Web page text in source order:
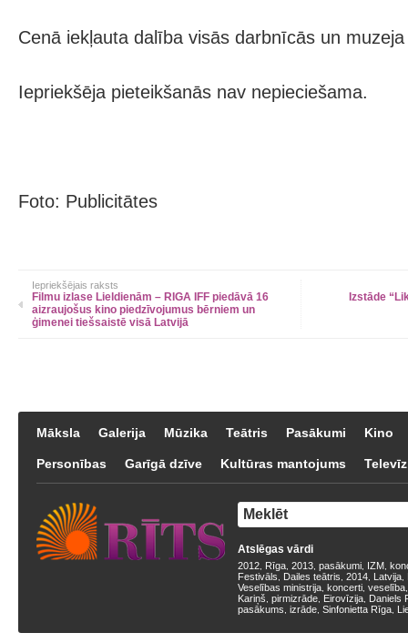
Cenā iekļauta dalība visās darbnīcās un
Iepriekšēja pieteikšanās nav nepieciešama.
Foto: Publicitātes
Iepriekšējais raksts
Filmu izlase Lieldienām – RIGA IFF piedāvā 16
aizraujošus kino piedzīvojumus bērniem un
ģimenei tiešsaistē visā Latvijā
Izstāde
Māksla Galerija Mūzika Teātris Pasākumi Kino
Personības Garīgā dzīve Kultūras mantojums
Atslēgas vārdi
2012 Rīga 2013 pasākumi IZM
Festivāls
Dailes teātris 2014 Latvija
Veselības ministrija koncerti veselība
Kariņš pirmizrāde Eirovīzija Daniels
pasākums izrāde Sinfonietta Rīga